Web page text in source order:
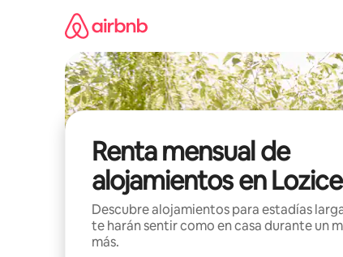
Renta mensual de
alojamientos en Lozice
Descubre alojamientos para estadías
te harán sentir como en casa durante un
más.